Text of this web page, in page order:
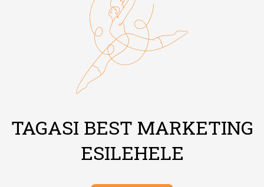
TAGASI BEST MARKETING
ESILEHELE